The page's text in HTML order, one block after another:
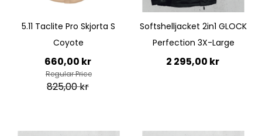
5.11 Taclite Pro Skjorta S
Coyote
660,00 kr
Regular Price
825,00 kr
Softshelljacket 2in1 GLOCK
Perfection 3X-Large
2 295,00 kr